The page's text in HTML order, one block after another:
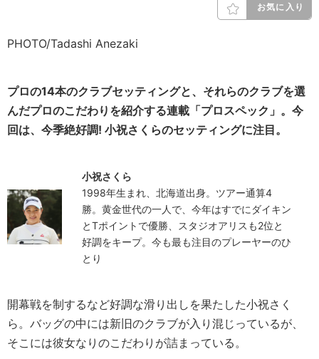
お気に入り
PHOTO/Tadashi Anezaki
プロの14本のクラブセッティングと、それらのクラブを選
んだプロのこだわりを紹介する連載「プロスペック」。今
回は、今季絶好調! 小祝さくらのセッティングに注目。
小祝さくら
1998年生まれ、北海道出身。ツアー通算4
勝。黄金世代の一人で、今年はすでにダイキン
とTポイントで優勝、スタジオアリスも2位と
好調をキープ。今も最も注目のプレーヤーのひ
とり
開幕戦を制するなど好調な滑り出しを果たした小祝さく
ら。バッグの中には新旧のクラブが入り混じっているが、
そこには彼女なりのこだわりが詰まっている。